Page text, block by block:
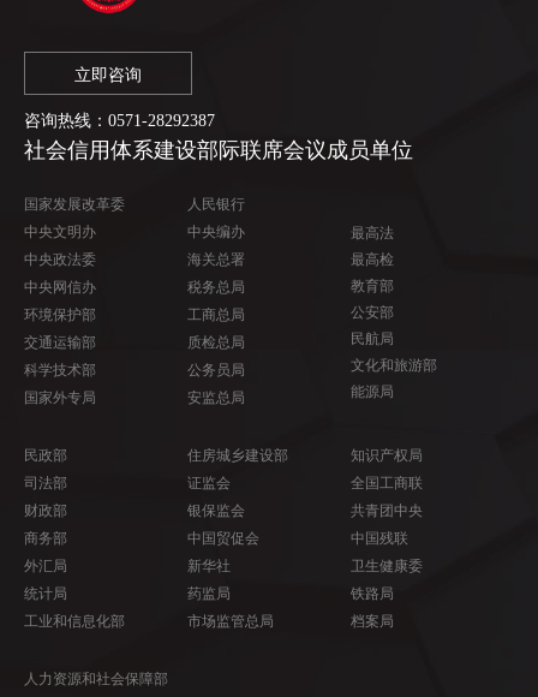
立即咨询
咨询热线： 0571-28292387
社会信用体系建设部际联席会议成员单位
国家发展改革委
中央文明办
中央政法委
中央网信办
环境保护部
交通运输部
科学技术部
国家外专局
人民银行
中央编办
海关总署
税务总局
工商总局
质检总局
公务员局
安监总局
最高法
最高检
教育部
公安部
民航局
文化和旅游部
能源局
民政部
司法部
财政部
商务部
外汇局
统计局
工业和信息化部
住房城乡建设部
证监会
银保监会
中国贸促会
新华社
药监局
市场监管总局
知识产权局
全国工商联
共青团中央
中国残联
卫生健康委
铁路局
档案局
人力资源和社会保障部